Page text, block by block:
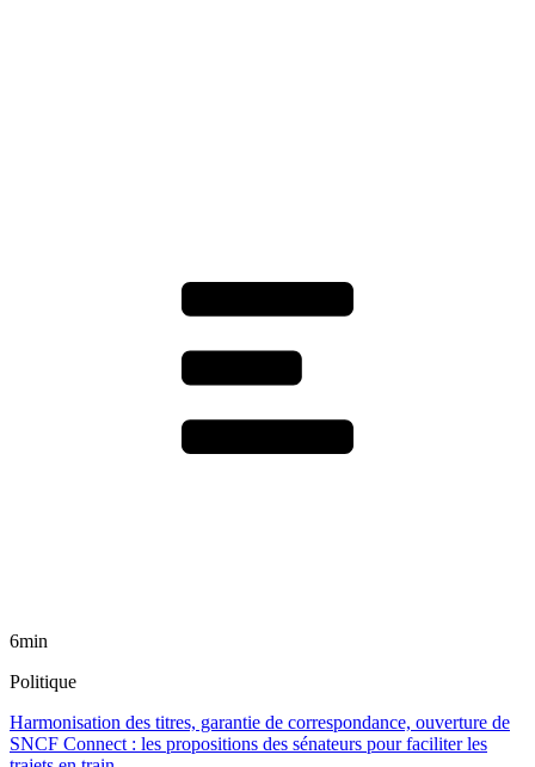
6min
Politique
Harmonisation des titres, garantie de correspondance, ouverture de
SNCF Connect : les propositions des sénateurs pour faciliter les